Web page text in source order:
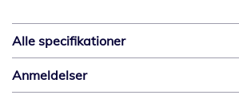
Alle specifikationer
Anmeldelser